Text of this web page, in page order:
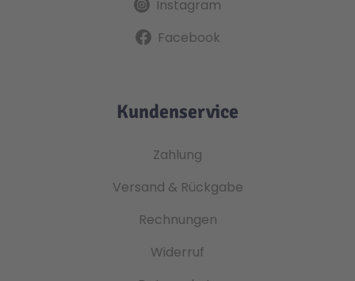
Instagram
Facebook
Kundenservice
Zahlung
Versand & Rückgabe
Rechnungen
Widerruf